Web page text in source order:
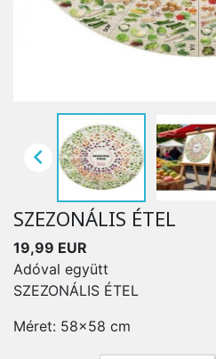

SZEZONÁLIS ÉTEL
19,99 EUR
Adóval együtt
SZEZONÁLIS ÉTEL
Méret: 58x58 cm